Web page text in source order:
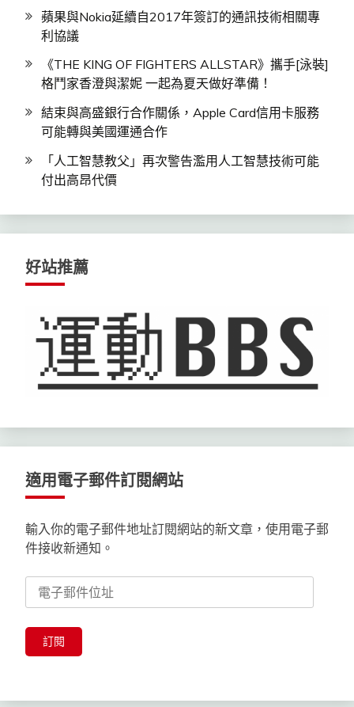
蘋果與Nokia延續自2017年簽訂的通訊技術相關專
利協議
《THE KING OF FIGHTERS ALLSTAR》攜手[泳裝]
格鬥家香澄與潔妮 一起為夏天做好準備！
結束與高盛銀行合作關係，Apple Card信用卡服務
可能轉與美國運通合作
「人工智慧教父」再次警告濫用人工智慧技術可能
付出高昂代價
好站推薦
適用電子郵件訂閱網站
輸入你的電子郵件地址訂閱網站的新文章，使用電子郵
件接收新通知。
子
位
訂閱